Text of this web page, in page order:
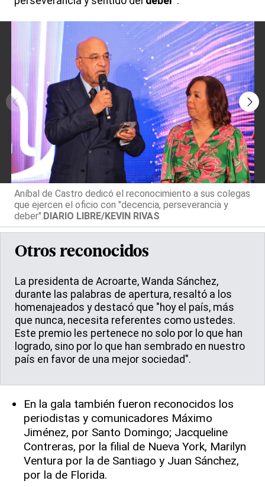
Aníbal de Castro dedicó el reconocimiento a sus colegas
que ejercen el oficio con "decencia, perseverancia y
deber". DIARIO LIBRE/KEVIN RIVAS
Otros reconocidos
La presidenta de Acroarte, Wanda Sánchez,
durante las palabras de apertura, resaltó a los
homenajeados y destacó que "hoy el país, más
que nunca, necesita referentes como ustedes.
Este premio les pertenece no solo por lo que han
logrado, sino por lo que han sembrado en nuestro
país en favor de una mejor sociedad".
En la gala también fueron reconocidos los
periodistas y comunicadores Máximo
Jiménez, por Santo Domingo; Jacqueline
Contreras, por la filial de Nueva York, Marilyn
Ventura por la de Santiago y Juan Sánchez,
por la de Florida.